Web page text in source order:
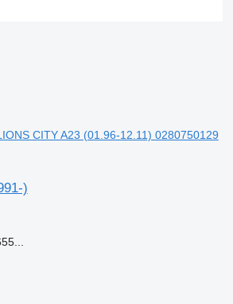
CITY A23 (01.96-12.11) 0280750129
)